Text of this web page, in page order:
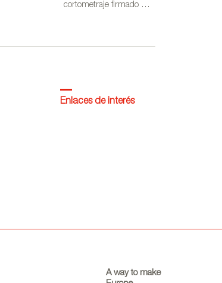
cortometraje firmado por
Enlaces de interés
A way to make